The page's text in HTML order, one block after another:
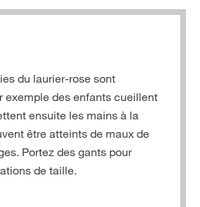
du laurier-rose sont
exemple des enfants cueillent
ensuite les mains à la
être atteints de maux de
Portez des gants pour
de taille.